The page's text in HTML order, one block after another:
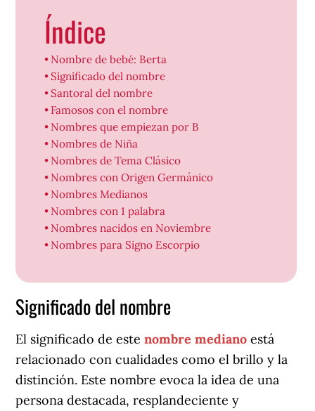
Índice
Nombre de bebé: Berta
Significado del nombre
Santoral del nombre
Famosos con el nombre
Nombres que empiezan por B
Nombres de Niña
Nombres de Tema Clásico
Nombres con Origen Germánico
Nombres Medianos
Nombres con 1 palabra
Nombres nacidos en Noviembre
Nombres para Signo Escorpio
Significado del nombre
El significado de estenombre mediano está
relacionado con cualidades como el brillo y la
distinción. Este nombre evoca la idea de una
persona destacada, resplandeciente y